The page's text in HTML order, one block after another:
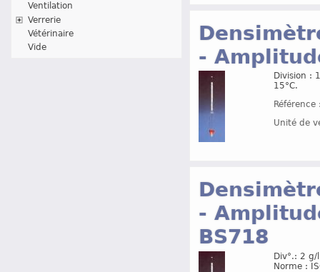
Ventilation
Verrerie
Vétérinaire
Vide
-
Division :
15°C.
Unité de
-
BS718
Div°.: 2 g/
Norme :